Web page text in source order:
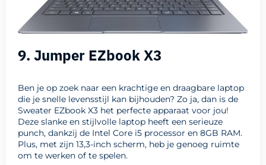
9. Jumper EZbook X3
Ben je op zoek naar een krachtige en draagbare laptop
die je snelle levensstijl kan bijhouden? Zo ja, dan is de
Sweater EZbook X3 het perfecte apparaat voor jou!
Deze slanke en stijlvolle laptop heeft een serieuze
punch, dankzij de Intel Core i5 processor en 8GB RAM.
Plus, met zijn 13,3-inch scherm, heb je genoeg ruimte
om te werken of te spelen.